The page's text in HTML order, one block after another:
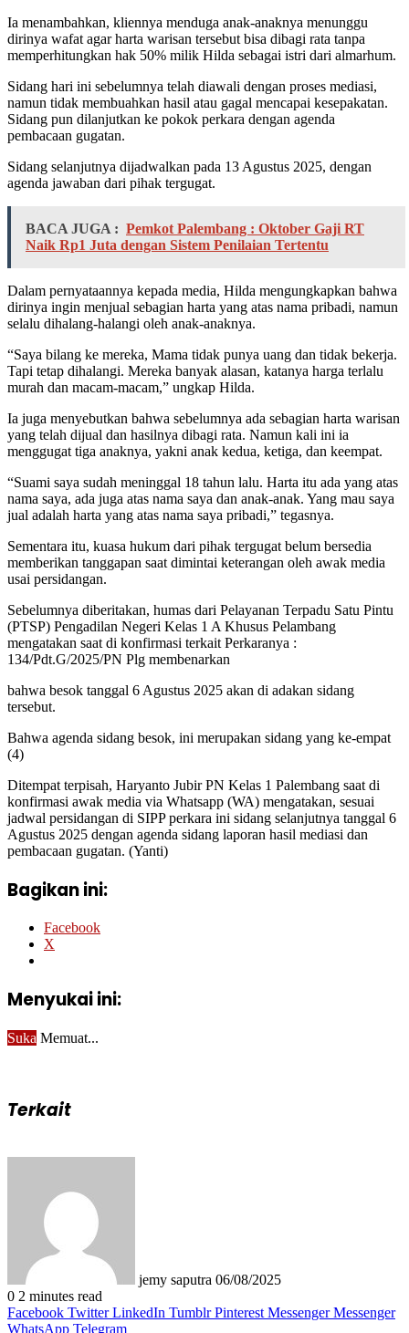
Ia menambahkan, kliennya menduga anak-anaknya menunggu
dirinya wafat agar harta warisan tersebut bisa dibagi rata tanpa
memperhitungkan hak 50% milik Hilda sebagai istri dari almarhum.
Sidang hari ini sebelumnya telah diawali dengan proses mediasi,
namun tidak membuahkan hasil atau gagal mencapai kesepakatan.
Sidang pun dilanjutkan ke pokok perkara dengan agenda
pembacaan gugatan.
Sidang selanjutnya dijadwalkan pada 13 Agustus 2025, dengan
agenda jawaban dari pihak tergugat.
BACA JUGA : Pemkot Palembang : Oktober Gaji RT
Naik Rp1 Juta dengan Sistem Penilaian Tertentu
Dalam pernyataannya kepada media, Hilda mengungkapkan bahwa
dirinya ingin menjual sebagian harta yang atas nama pribadi, namun
selalu dihalang-halangi oleh anak-anaknya.
“Saya bilang ke mereka, Mama tidak punya uang dan tidak bekerja.
Tapi tetap dihalangi. Mereka banyak alasan, katanya harga terlalu
murah dan macam-macam,” ungkap Hilda.
Ia juga menyebutkan bahwa sebelumnya ada sebagian harta warisan
yang telah dijual dan hasilnya dibagi rata. Namun kali ini ia
menggugat tiga anaknya, yakni anak kedua, ketiga, dan keempat.
“Suami saya sudah meninggal 18 tahun lalu. Harta itu ada yang atas
nama saya, ada juga atas nama saya dan anak-anak. Yang mau saya
jual adalah harta yang atas nama saya pribadi,” tegasnya.
Sementara itu, kuasa hukum dari pihak tergugat belum bersedia
memberikan tanggapan saat dimintai keterangan oleh awak media
usai persidangan.
Sebelumnya diberitakan, humas dari Pelayanan Terpadu Satu Pintu
(PTSP) Pengadilan Negeri Kelas 1 A Khusus Pelambang
mengatakan saat di konfirmasi terkait Perkaranya :
134/Pdt.G/2025/PN Plg membenarkan
bahwa besok tanggal 6 Agustus 2025 akan di adakan sidang
tersebut.
Bahwa agenda sidang besok, ini merupakan sidang yang ke-empat
(4)
Ditempat terpisah, Haryanto Jubir PN Kelas 1 Palembang saat di
konfirmasi awak media via Whatsapp (WA) mengatakan, sesuai
jadwal persidangan di SIPP perkara ini sidang selanjutnya tanggal 6
Agustus 2025 dengan agenda sidang laporan hasil mediasi dan
pembacaan gugatan. (Yanti)
Bagikan ini:
Facebook
X
Menyukai ini:
Suka Memuat...
Terkait
jemy saputra 06/08/2025
0 2 minutes read
Facebook Twitter LinkedIn Tumblr Pinterest Messenger Messenger
WhatsApp Telegram